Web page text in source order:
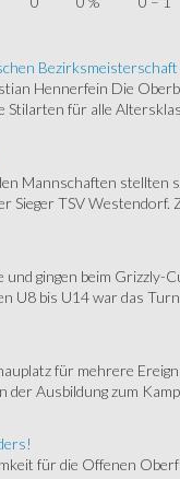
Bezirksmeisterschaft
Hennerfein Die
Stilarten für alle
Mannschaften stellten
Sieger TSV
gingen beim Grizzly-
U8 bis U14 war das
für mehrere
Ausbildung zum
für die Offenen